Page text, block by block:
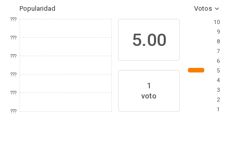
Popularidad Votos
???
???
???
???
???
???
5.00
1
voto
10
9
8
7
6
5
4
3
2
1